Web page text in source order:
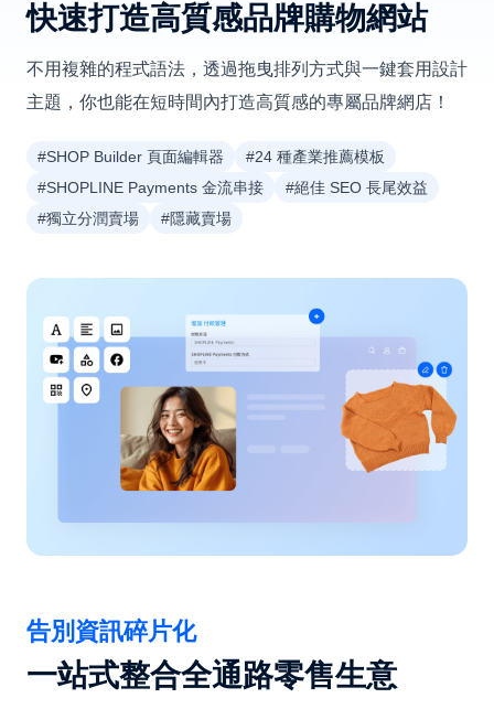
快速打造高質感品牌購物網站
不用複雜的程式語法，透過拖曳排列方式與一鍵套用設計
主題，你也能在短時間內打造高質感的專屬品牌網店！
#SHOP Builder 頁面編輯器
#24 種產業推薦模板
#SHOPLINE Payments 金流串接
#絕佳 SEO 長尾效益
#獨立分潤賣場
#隱藏賣場
告別資訊碎片化
一站式整合全通路零售生意